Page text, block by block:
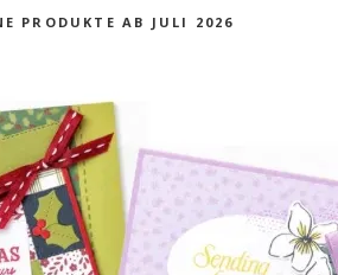
PRODUKTE AB JULI 2026